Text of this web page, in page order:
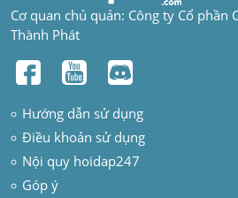
Cơ quan chủ quản: Công ty Cổ phần
Thành Phát
Hướng dẫn sử dụng
Điều khoản sử dụng
Nội quy hoidap247
Góp ý